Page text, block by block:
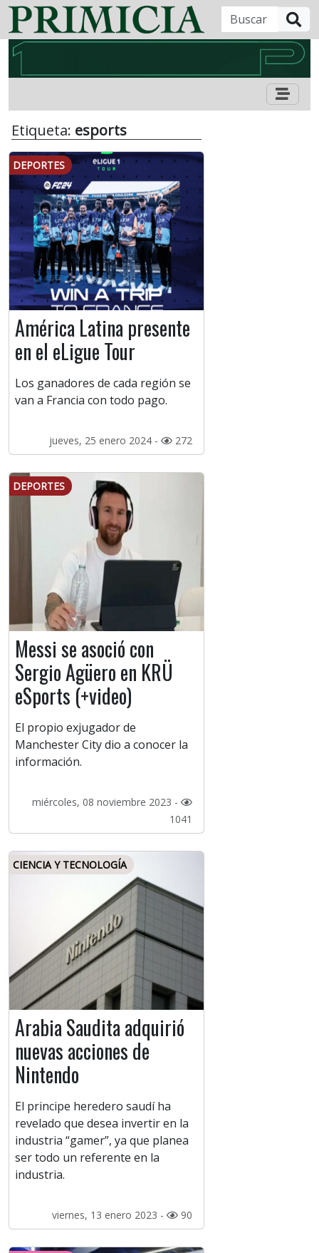
Etiqueta: esports
DEPORTES
América Latina presente
en el eLigue Tour
Los ganadores de cada región se
van a Francia con todo pago.
jueves, 25 enero 2024 - 272
DEPORTES
Messi se asoció con
Sergio Agüero en KRÜ
eSports (+video)
El propio exjugador de
Manchester City dio a conocer la
información.
miércoles, 08 noviembre 2023 -
1041
CIENCIA Y TECNOLOGÍA
Arabia Saudita adquirió
nuevas acciones de
Nintendo
El principe heredero saudí ha
revelado que desea invertir en la
industria “gamer”, ya que planea
ser todo un referente en la
industria.
viernes, 13 enero 2023 - 90